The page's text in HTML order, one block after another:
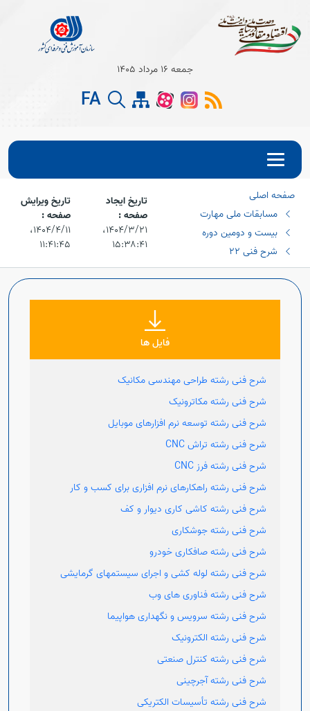
Open
Open
Open
Open
Open
جمعه 16 مرداد 1405
FA
صفحه اصلی
مسابقات ملی مهارت
بیست و دومین دوره
شرح فنی 22
تاریخ ایجاد
صفحه :
۱۴۰۴/۳/۲۱،‏
۱۵:۳۸:۴۱
تاریخ ویرایش
صفحه :
۱۴۰۴/۴/۱۱،‏
۱۱:۴۱:۴۵
فایل ها
شرح فنی رشته طراحی مهندسی مکانیک
شرح فنی رشته مکاترونیک
شرح فنی رشته توسعه نرم افزارهای موبایل
شرح فنی رشته تراش CNC
شرح فنی رشته فرز CNC
شرح فنی رشته راهکارهای نرم افزاری برای کسب و کار
شرح فنی رشته کاشی کاری دیوار و کف
شرح فنی رشته جوشکاری
شرح فنی رشته صافکاری خودرو
شرح فنی رشته لوله کشی و اجرای سیستمهای گرمایشی
شرح فنی رشته فناوری های وب
شرح فنی رشته سرویس و نگهداری هواپیما
شرح فنی رشته الکترونیک
شرح فنی رشته کنترل صنعتی
شرح فنی رشته آجرچینی
شرح فنی رشته تأسیسات الکتریکی